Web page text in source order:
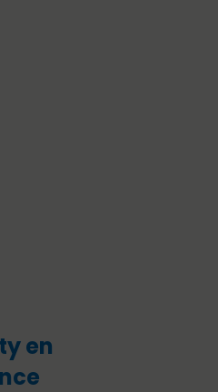
en